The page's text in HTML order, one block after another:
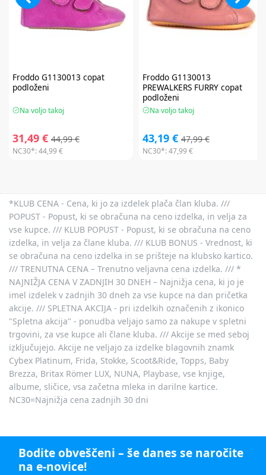
FroddoG1130013 copat
podloženi
Na voljo takoj
31,49 € 44,99 €
NC30*:44,99 €
FroddoG1130013
PREWALKERS FURRY copat
podloženi
Na voljo takoj
43,19 € 47,99 €
NC30*:47,99 €
*KLUB CENA - Cena, ki jo za izdelek plača član kluba. ///
POPUST - Popust, ki se obračuna na ceno izdelka, in velja za
vse kupce. /// KLUB POPUST - Popust, ki se obračuna na ceno
izdelka, in velja za člane kluba. /// KLUB BONUS - Vrednost, ki
se obračuna na ceno izdelka in se prišteje na klubsko kartico.
/// TRENUTNA CENA – Trenutno veljavna cena izdelka. /// *
NAJNIŽJA CENA V ZADNJIH 30 DNEH – Najnižja cena, ki jo je
imel izdelek v zadnjih 30 dneh za vse kupce na dan pričetka
akcije. /// SPLETNA AKCIJA - pri izdelkih označenih z ikonico
"Spletna akcija" - ponudba veljajo samo za nakupe v spletni
trgovini, za vse kupce ali člane kluba. /// Akcije se med seboj
izključujejo. Akcije ne veljajo za izdelke blagovnih znamk
Cybex Platinum, Frida, Stokke, Scoot&Ride, Topps, Baby
Brezza, Britax Römer LUX, NUNA, Playbase, vse knjige,
albume, sličice, vsa začetna mleka in darilne kartice.
NC30=Najnižja cena zadnjih 30 dni
Bodite obveščeni – še danes se naročite
na e-novice!